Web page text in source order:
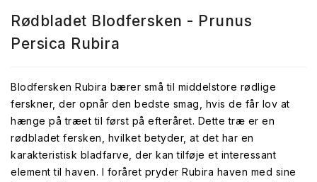
Rødbladet Blodfersken - Prunus
Persica Rubira
Blodfersken Rubira bærer små til middelstore rødlige
ferskner, der opnår den bedste smag, hvis de får lov at
hænge på træet til først på efteråret. Dette træ er en
rødbladet fersken, hvilket betyder, at det har en
karakteristisk bladfarve, der kan tilføje et interessant
element til haven. I foråret pryder Rubira haven med sine